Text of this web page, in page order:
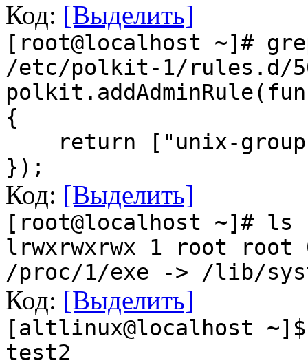
Код: [Выделить]
[root@localhost ~]#
/etc/polkit-1/rules.d/
{
return ["unix-
});
Код: [Выделить]
[root@localhost ~]#
lrwxrwxrwx 1 root root
/proc/1/exe -> /lib/
Код: [Выделить]
[altlinux@localhost
test2